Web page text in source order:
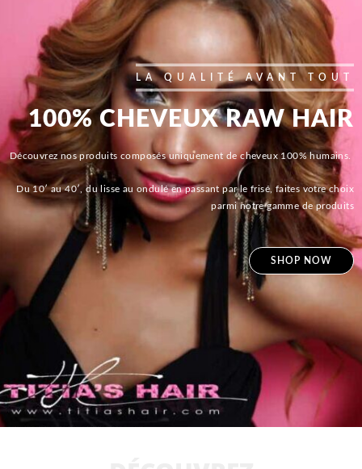
LA QUALITÉ AVANT TOUT
100% CHEVEUX RAW HAIR
Découvrez nos produits composés uniquement de cheveux 100% humains.
Du 10′ au 40′, du lisse au ondulé en passant par le frisé, faites votre choix
parmi notre gamme de produits
SHOP NOW